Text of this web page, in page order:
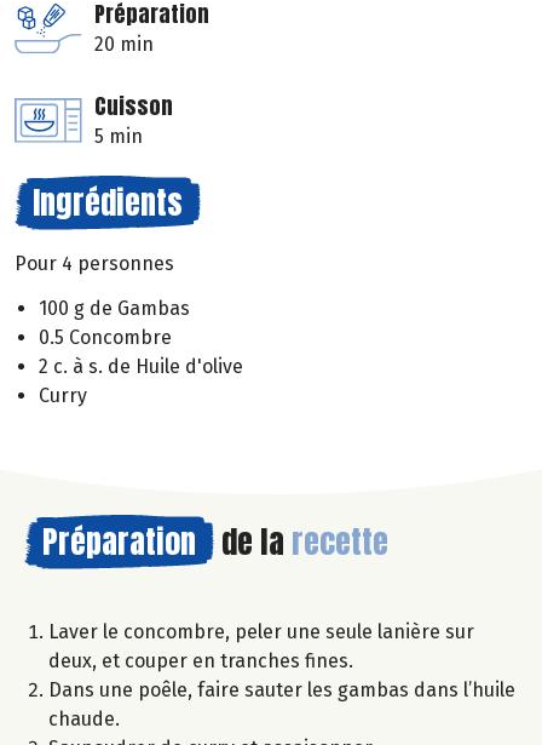
Préparation
20 min
Cuisson
5 min
Ingrédients
Pour 4 personnes
100 g de Gambas
0.5 Concombre
2 c. à s. de Huile d'olive
Curry
Préparation de la recette
Laver le concombre, peler une seule lanière sur
deux, et couper en tranches fines.
Dans une poêle, faire sauter les gambas dans l’huile
chaude.